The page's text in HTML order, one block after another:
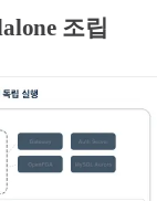
조립